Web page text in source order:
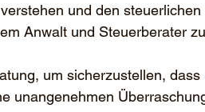
und den
Anwalt und Steuerberater
um sicherzustellen,
unangenehmen